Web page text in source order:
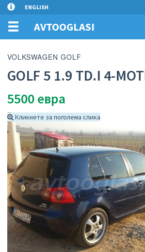
ENGLISH
AVTOOGLASI
VOLKSWAGEN GOLF
GOLF 5 1.9 TD.I 4-
5500евра
Кликнете за поголема слика